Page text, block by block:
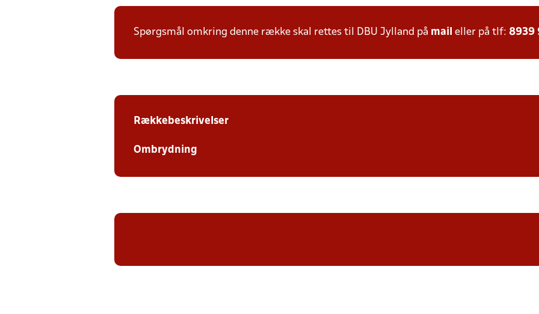
Spørgsmål omkring denne række skal rettes til DBU Jylland på mail eller på tlf: 8939
Rækkebeskrivelser
Ombrydning